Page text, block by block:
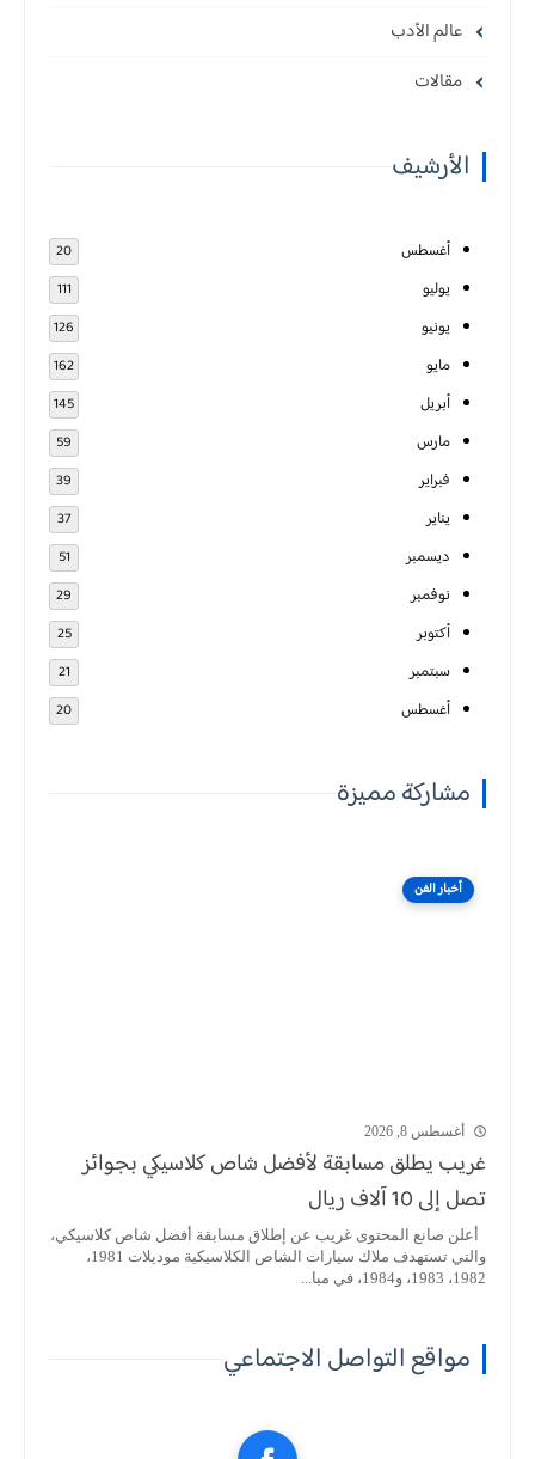
عالم الأدب
مقالات
الأرشيف
أغسطس 20
يوليو 111
يونيو 126
مايو 162
أبريل 145
مارس 59
فبراير 39
يناير 37
ديسمبر 51
نوفمبر 29
أكتوبر 25
سبتمبر 21
أغسطس 20
مشاركة مميزة
أخبار الفن
أغسطس 8, 2026
غريب يطلق مسابقة لأفضل شاص كلاسيكي بجوائز
تصل إلى 10 آلاف ريال
أعلن صانع المحتوى غريب عن إطلاق مسابقة أفضل شاص كلاسيكي،
والتي تستهدف ملاك سيارات الشاص الكلاسيكية موديلات 1981،
1982، 1983، و1984، في مبا...
مواقع التواصل الاجتماعي